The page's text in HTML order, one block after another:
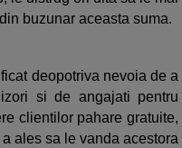
buzunar aceasta suma.
deopotriva nevoia de a
si de angajati pentru
clientilor pahare gratuite,
ales sa le vanda acestora